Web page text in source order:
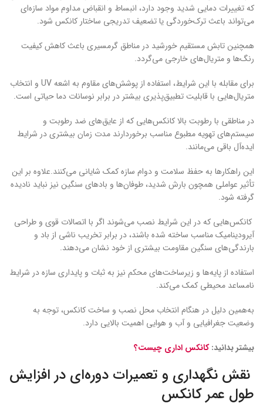
که تغییرات دمایی شدید وجود دارد، انبساط و انقباض مداوم مواد سازه‌ای
می‌تواند باعث ترک‌خوردگی یا تضعیف تدریجی ساختار کانکس شود.
همچنین تابش مستقیم خورشید در مناطق گرمسیری باعث کاهش کیفیت
رنگ‌ها و متریال‌های خارجی می‌گردد.
برای مقابله با این شرایط، استفاده از پوشش‌های مقاوم به اشعه UV و انتخاب
متریال‌هایی با قابلیت تطبیق‌پذیری بیشتر در برابر نوسانات دما حیاتی است.
در مناطقی با رطوبت بالا کانکس‌هایی که از عایق‌های ضد رطوبت و
سیستم‌های تهویه مطبوع مناسب برخوردارند مدت زمان بیشتری در شرایط
ایده‌آل باقی می‌مانند.
این راهکارها به حفظ سلامت و دوام سازه کمک شایانی می‌کنند.علاوه بر این
تأثیر عواملی همچون بارش شدید، طوفان‌ها و بادهای سنگین نیز نباید نادیده
گرفته شود.
کانکس‌هایی که در این شرایط نصب می‌شوند اگر با اتصالات قوی و طراحی
آیرودینامیک مناسب ساخته شده باشند، در برابر تخریب ناشی از باد و
بارندگی‌های سنگین مقاومت بیشتری از خود نشان می‌دهند.
استفاده از پایه‌ها و زیرساخت‌های محکم نیز به ثبات و پایداری سازه در شرایط
نامساعد محیطی کمک می‌کند.
به‌همین دلیل در هنگام انتخاب محل نصب و ساخت کانکس، توجه به
وضعیت جغرافیایی و آب و هوایی اهمیت بالایی دارد.
بیشتر بدانید:کانکس اداری چیست؟
نقش نگهداری و تعمیرات دوره‌ای در افزایش
طول عمر کانکس